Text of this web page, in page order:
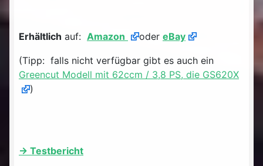
Erhältlich auf: Amazon oder eBay
(Tipp: falls nicht verfügbar gibt es auch ein
Greencut Modell mit 62ccm / 3,8 PS, die GS620X
)
-> Testbericht